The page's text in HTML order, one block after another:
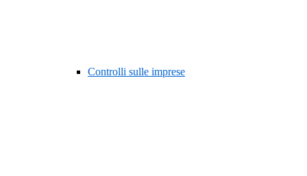
Controlli sulle imprese